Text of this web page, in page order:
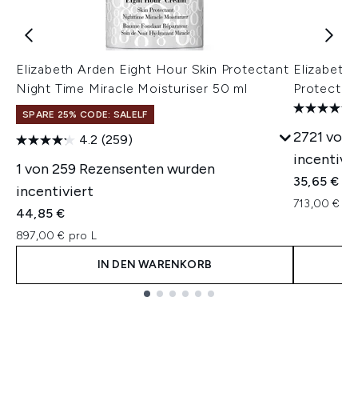
Elizabeth Arden Eight Hour Skin Protectant
Night Time Miracle Moisturiser 50 ml
SPARE 25% CODE: SALELF
4.2 (259)
1 von 259 Rezensenten wurden
incentiviert
44,85 €
897,00 € pro L
IN DEN WARENKORB
Elizabeth
2721 von
35,65 €
713,00 €